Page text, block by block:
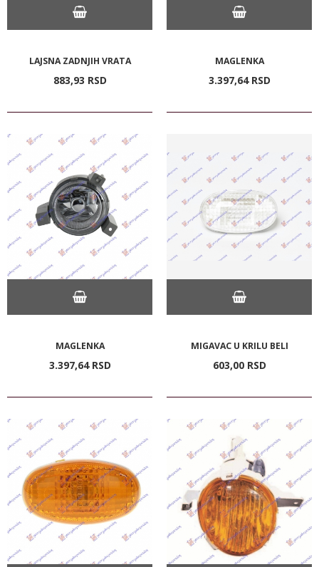
LAJSNA ZADNJIH VRATA
883,93 RSD
MAGLENKA
3.397,64 RSD
MAGLENKA
3.397,64 RSD
MIGAVAC U KRILU BELI
603,00 RSD